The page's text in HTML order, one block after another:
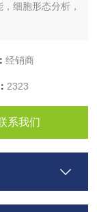
细胞形态分析，
经销商
2323
系我们